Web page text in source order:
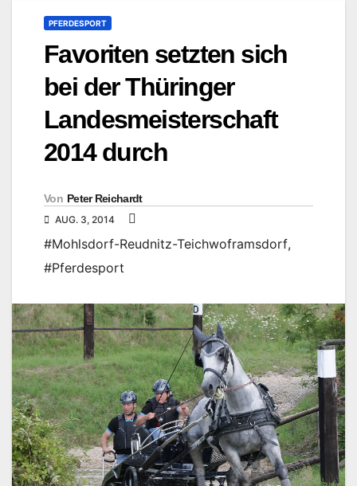
PFERDESPORT
Favoriten setzten sich
bei der Thüringer
Landesmeisterschaft
2014 durch
Von Peter Reichardt
AUG. 3, 2014
#Mohlsdorf-Reudnitz-Teichwoframsdorf,
#Pferdesport